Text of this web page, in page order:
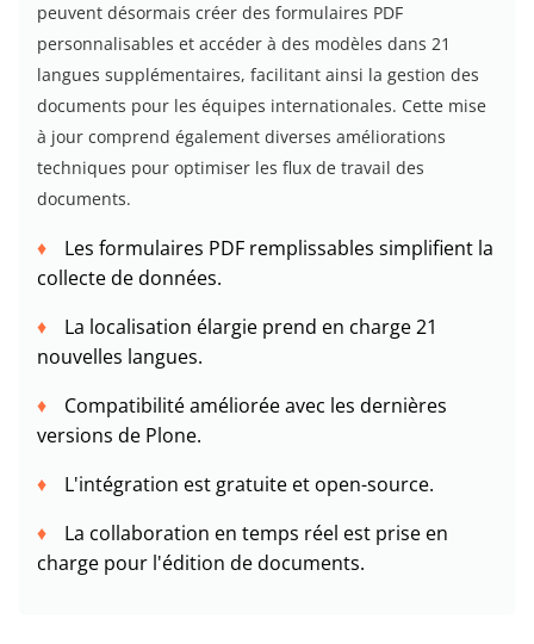
peuvent désormais créer des formulaires PDF
personnalisables et accéder à des modèles dans 21
langues supplémentaires, facilitant ainsi la gestion des
documents pour les équipes internationales. Cette mise
à jour comprend également diverses améliorations
techniques pour optimiser les flux de travail des
documents.
Les formulaires PDF remplissables simplifient la
collecte de données.
La localisation élargie prend en charge 21
nouvelles langues.
Compatibilité améliorée avec les dernières
versions de Plone.
L'intégration est gratuite et open-source.
La collaboration en temps réel est prise en
charge pour l'édition de documents.